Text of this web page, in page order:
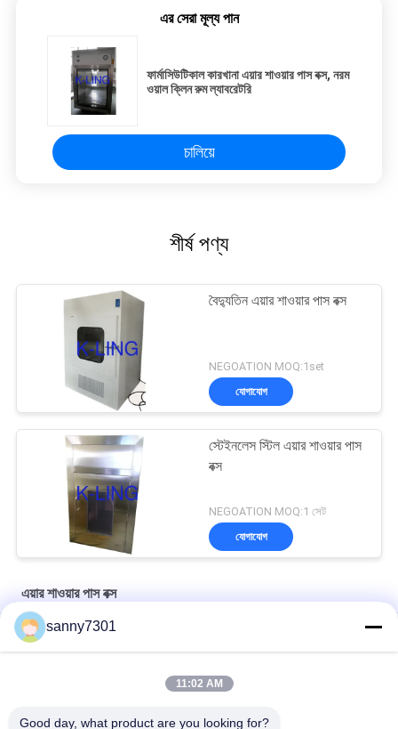
এর সেরা মূল্য পান
ফার্মাসিউটিকাল কারখানা এয়ার শাওয়ার পাস বক্স, নরম
ওয়াল ক্লিন রুম ল্যাবরেটরি
চালিয়ে
শীর্ষ পণ্য
বৈদ্যুতিন এয়ার শাওয়ার পাস বক্স
NEGOATION MOQ:1set
যোগাযোগ
স্টেইনলেস স্টিল এয়ার শাওয়ার পাস
বক্স
NEGOATION MOQ:1 সেট
যোগাযোগ
এয়ার শাওয়ার পাস বক্স
অর্ধপরিবাহী উত্পাদনের কর্মশালার জন্য ক্লিন রুম ক্লাস 100 এয়ার শাওয়ার পাস বক্স
sanny7301
11:02 AM
Good day, what product are you looking for?